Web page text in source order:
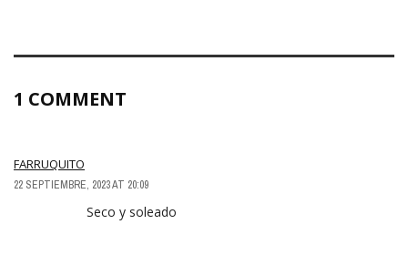
1 COMMENT
FARRUQUITO
22 SEPTIEMBRE, 2023 AT 20:09
Seco y soleado